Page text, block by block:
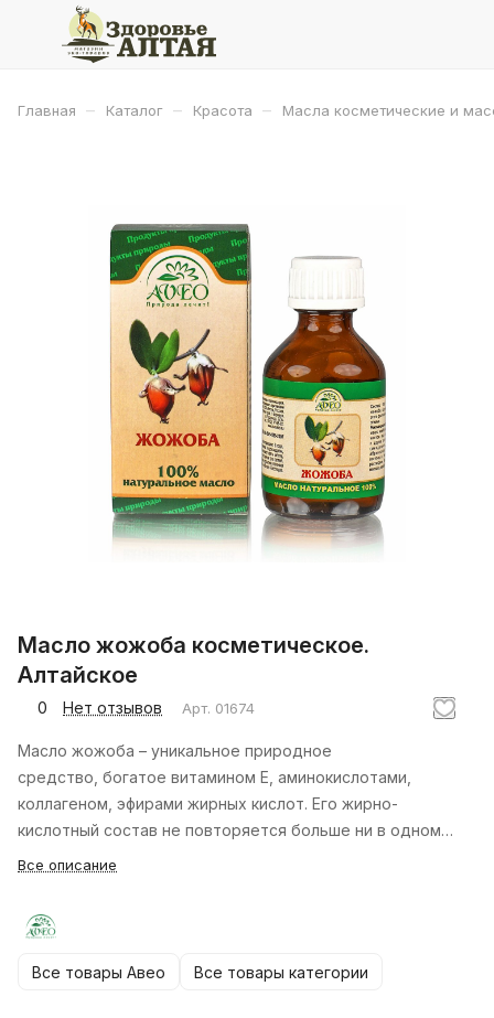
Главная – Каталог – Красота – Масла косметические и
Масло жожоба косметическое.
Алтайское
0 Нет отзывов Арт. 01674
Масло жожоба – уникальное природное
средство, богатое витамином Е, аминокислотами,
коллагеном, эфирами жирных кислот. Его жирно-
кислотный состав не повторяется больше ни в одном
другом природном масле. Масло жожоба оказывает
окислению и перепадам температуры.
Все описание
Все товары Авео Все товары категории